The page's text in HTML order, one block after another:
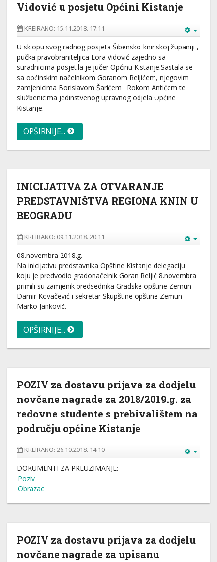
Vidović u posjetu Općini Kistanje
KREIRANO: 15.11.2018. 17:11
U sklopu svog radnog posjeta Šibensko-kninskoj županiji ,
pučka pravobraniteljica Lora Vidović zajedno sa
suradnicima posjetila je jučer Općinu Kistanje.Sastala se
sa općinskim načelnikom Goranom Reljićem, njegovim
zamjenicima Borislavom Šarićem i Rokom Antićem te
službenicima Jedinstvenog upravnog odjela Općine
Kistanje.
OPŠIRNIJE...
INICIJATIVA ZA OTVARANJE
PREDSTAVNIŠTVA REGIONA KNIN U
BEOGRADU
KREIRANO: 09.11.2018. 20:11
08.novembra 2018.g.
Na inicijativu predstavnika Opštine Kistanje delegaciju
koju je predvodio gradonačelnik Goran Reljić 8.novembra
primili su zamjenik predsednika Gradske opštine Zemun
Damir Kovačević i sekretar Skupštine opštine Zemun
Marko Janković.
OPŠIRNIJE...
POZIV za dostavu prijava za dodjelu
novčane nagrade za 2018/2019.g. za
redovne studente s prebivalištem na
području općine Kistanje
KREIRANO: 26.10.2018. 14:10
DOKUMENTI ZA PREUZIMANJE:
Poziv
Obrazac
POZIV za dostavu prijava za dodjelu
novčane nagrade za upisanu